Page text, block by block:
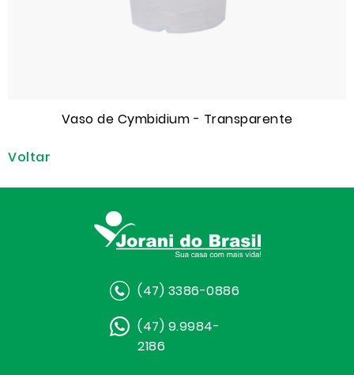
Vaso de Cymbidium - Transparente
Voltar
(47) 3386-0886
(47) 9.9984-
2186